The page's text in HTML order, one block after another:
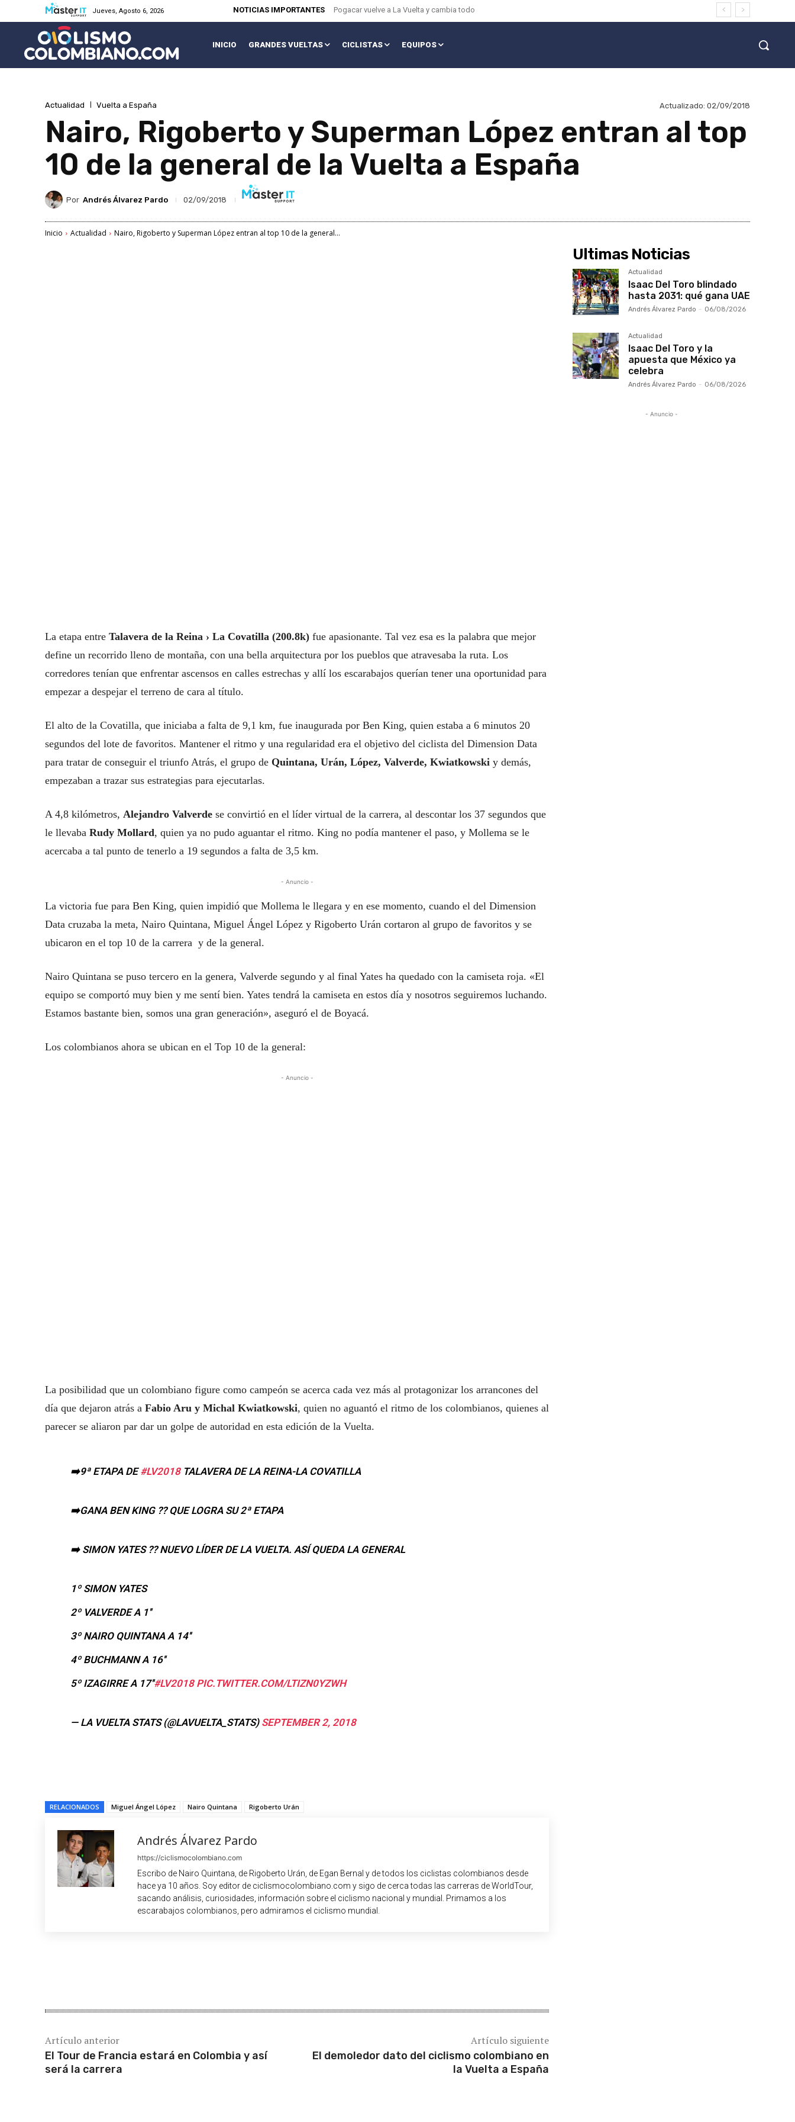
Jueves, Agosto 6, 2026 NOTICIAS IMPORTANTES Pogacar vuelve a La Vuelta y cambia todo
INICIO GRANDES VUELTAS CICLISTAS EQUIPOS
Actualidad Vuelta a España Actualizado: 02/09/2018
Nairo, Rigoberto y Superman López entran al top
10 de la general de la Vuelta a España
Por Andrés Álvarez Pardo 02/09/2018
Inicio Actualidad Nairo, Rigoberto y Superman López entran al top 10 de la general...
La etapa entre Talavera de la Reina › La Covatilla (200.8k) fue apasionante. Tal vez esa es la palabra que mejor
define un recorrido lleno de montaña, con una bella arquitectura por los pueblos que atravesaba la ruta. Los
corredores tenían que enfrentar ascensos en calles estrechas y allí los escarabajos querían tener una oportunidad para
empezar a despejar el terreno de cara al título.
El alto de la Covatilla, que iniciaba a falta de 9,1 km, fue inaugurada por Ben King, quien estaba a 6 minutos 20
segundos del lote de favoritos. Mantener el ritmo y una regularidad era el objetivo del ciclista del Dimension Data
para tratar de conseguir el triunfo Atrás, el grupo de Quintana, Urán, López, Valverde, Kwiatkowski y demás,
empezaban a trazar sus estrategias para ejecutarlas.
A 4,8 kilómetros, Alejandro Valverde se convirtió en el líder virtual de la carrera, al descontar los 37 segundos que
le llevaba Rudy Mollard, quien ya no pudo aguantar el ritmo. King no podía mantener el paso, y Mollema se le
acercaba a tal punto de tenerlo a 19 segundos a falta de 3,5 km.
- Anuncio -
La victoria fue para Ben King, quien impidió que Mollema le llegara y en ese momento, cuando el del Dimension
Data cruzaba la meta, Nairo Quintana, Miguel Ángel López y Rigoberto Urán cortaron al grupo de favoritos y se
ubicaron en el top 10 de la carrera y de la general.
Nairo Quintana se puso tercero en la genera, Valverde segundo y al final Yates ha quedado con la camiseta roja. «El
equipo se comportó muy bien y me sentí bien. Yates tendrá la camiseta en estos día y nosotros seguiremos luchando.
Estamos bastante bien, somos una gran generación», aseguró el de Boyacá.
Los colombianos ahora se ubican en el Top 10 de la general:
- Anuncio -
La posibilidad que un colombiano figure como campeón se acerca cada vez más al protagonizar los arrancones del
día que dejaron atrás a Fabio Aru y Michal Kwiatkowski, quien no aguantó el ritmo de los colombianos, quienes al
parecer se aliaron par dar un golpe de autoridad en esta edición de la Vuelta.
➡️9ª ETAPA DE#LV2018TALAVERA DE LA REINA-LA COVATILLA
➡️GANA BEN KING ?? QUE LOGRA SU 2ª ETAPA
➡️ SIMON YATES ?? NUEVO LÍDER DE LA VUELTA. ASÍ QUEDA LA GENERAL
1º SIMON YATES
2º VALVERDE A 1''
3º NAIRO QUINTANA A 14''
4º BUCHMANN A 16''
5º IZAGIRRE A 17''#LV2018 PIC.TWITTER.COM/LTIZN0YZWH
— LA VUELTA STATS (@LAVUELTA_STATS) SEPTEMBER 2, 2018
RELACIONADOS Miguel Ángel López Nairo Quintana Rigoberto Urán
Andrés Álvarez Pardo
https://ciclismocolombiano.com
Escribo de Nairo Quintana, de Rigoberto Urán, de Egan Bernal y de todos los ciclistas colombianos desde
hace ya 10 años. Soy editor de ciclismocolombiano.com y sigo de cerca todas las carreras de WorldTour,
sacando análisis, curiosidades, información sobre el ciclismo nacional y mundial. Primamos a los
escarabajos colombianos, pero admiramos el ciclismo mundial.
Artículo anterior
El Tour de Francia estará en Colombia y así
será la carrera
Artículo siguiente
El demoledor dato del ciclismo colombiano en
la Vuelta a España
Ultimas Noticias
Actualidad
Isaac Del Toro blindado
hasta 2031: qué gana UAE
Andrés Álvarez Pardo - 06/08/2026
Actualidad
Isaac Del Toro y la
apuesta que México ya
celebra
Andrés Álvarez Pardo - 06/08/2026
- Anuncio -